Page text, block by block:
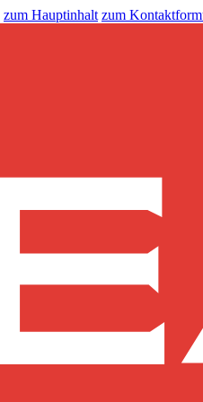
zum Hauptinhalt zum